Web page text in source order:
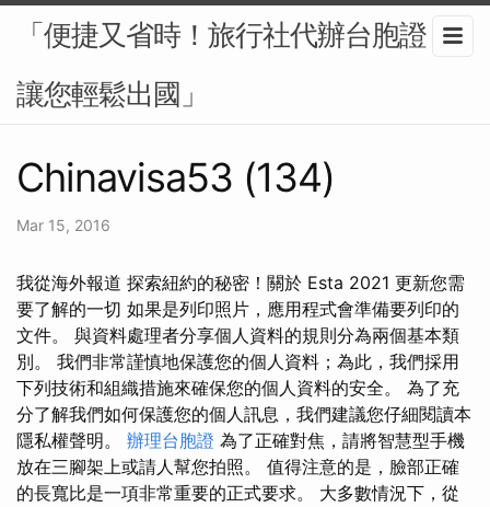
「便捷又省時！旅行社代辦台胞證，
讓您輕鬆出國」
Chinavisa53 (134)
Mar 15, 2016
我從海外報道 探索紐約的秘密！關於 Esta 2021 更新您需
要了解的一切 如果是列印照片，應用程式會準備要列印的
文件。 與資料處理者分享個人資料的規則分為兩個基本類
別。 我們非常謹慎地保護您的個人資料；為此，我們採用
下列技術和組織措施來確保您的個人資料的安全。 為了充
分了解我們如何保護您的個人訊息，我們建議您仔細閱讀本
隱私權聲明。 辦理台胞證 為了正確對焦，請將智慧型手機
放在三腳架上或請人幫您拍照。 值得注意的是，臉部正確
的長寬比是一項非常重要的正式要求。 大多數情況下，從